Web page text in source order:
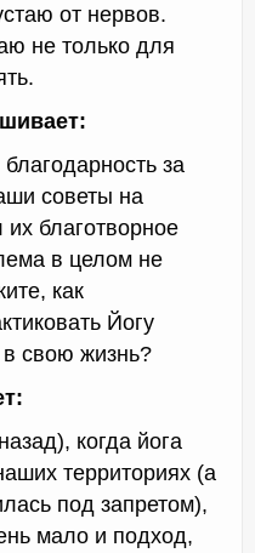
от нервов.
не только для
за
советы на
их благотворное
в целом не
как
Йогу
в свою жизнь?
когда йога
территориях (а
под запретом),
мало и подход,